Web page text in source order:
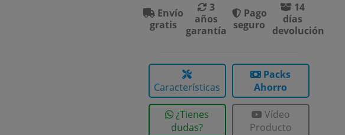
Envío
gratis
3
años
garantía
Pago
seguro
14
días
devolución
Características
Packs
Ahorro
¿Tienes
dudas?
Vídeo
Producto